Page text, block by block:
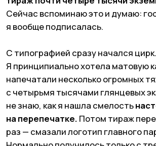
без просекко делать нельзя. Я выложила
в сторис зареванное «что делать?» — и
владелец тогда еще совсем маленькой
разошлись по городу, и о проекте
заговорили.